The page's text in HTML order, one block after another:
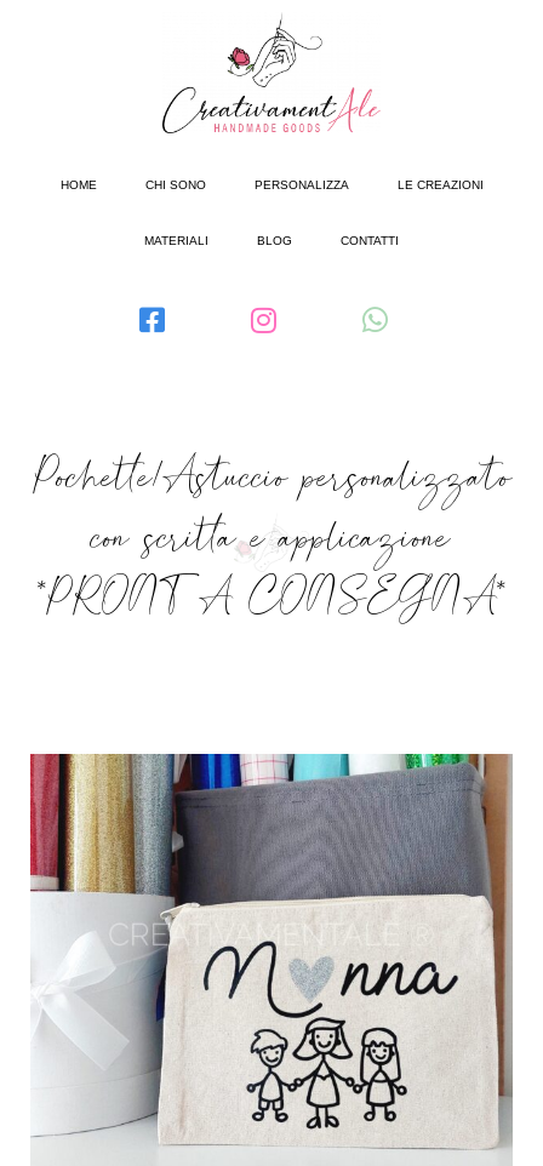
HOME CHI SONO PERSONALIZZA LE CREAZIONI
MATERIALI BLOG CONTATTI
Pochette/Astuccio personalizzato
con scritta e applicazione
*PRONTA CONSEGNA*